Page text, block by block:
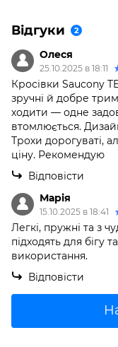
Відгуки 2
Олеся
25.10.2025 в 18:11
Кросівки Saucony
зручні й добре
ходити — одне
втомлюється.
Трохи дорогуваті,
ціну. Рекомендую
Відповісти
Марія
15.10.2025 в 18:41
Легкі, пружні та з
підходять для бігу
використання.
Відповісти